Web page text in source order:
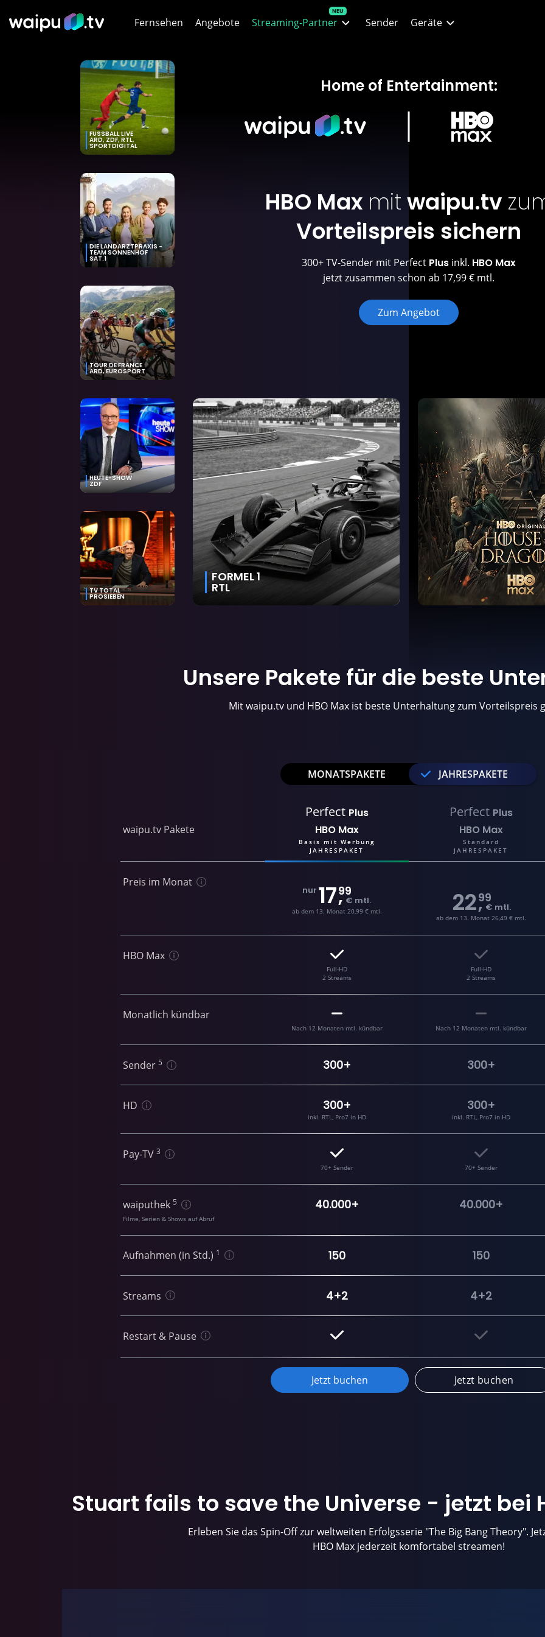
Fernsehen Angebote Streaming-Partner
Disney+
Sender Geräte
waipu.tv Stick
waipu.tv Box
Web-Player
Chromecast
Smart TVs
FUSSBALL LIVE
ARD, ZDF, RTL,
SPORTDIGITAL
FORMEL 1
RTL
TV TOTAL
PROSIEBEN
DIE LANDARZTPRAXIS -
TEAM SONNENHOF
SAT.1
TOUR DE FRANCE
ARD, EUROSPORT
HEUTE-SHOW
ZDF
Home of Entertainment:
HBO Max mitwaipu.tv
Vorteilspreis sichern
300+ TV-Sender mit Perfect Plus inkl. HBO Max
jetzt zusammen schon ab 17,99 € mtl.
Zum Angebot
Unsere Pakete für die beste
Mit waipu.tv und HBO Max ist beste Unterhaltung zum Vorteilspreis
MONATSPAKETE JAHRESPAKETE
waipu.tv Pakete
Perfect Plus
HBO Max
Basis mit Werbung
JAHRESPAKET
Perfect Plus
HBO Max
Standard
JAHRESPAKET
Preis im Monat
nur 17,
99
€ mtl.
ab dem 13. Monat 20,99 € mtl. 22,
99
€ mtl.
ab dem 13. Monat 26,49 € mtl.
HBO Max
Full-HD
2 Streams
Full-HD
2 Streams
Monatlich kündbar
Nach 12 Monaten mtl. kündbar Nach 12 Monaten mtl. kündbar
Sender 5 300+ 300+
HD 300+
inkl. RTL, Pro7 in HD
300+
inkl. RTL, Pro7 in HD
Pay-TV 3
70+ Sender 70+ Sender
waiputhek 5
Filme, Serien & Shows auf Abruf
40.000+ 40.000+
Aufnahmen (in Std.) 1 150 150
Streams 4+2 4+2
Restart & Pause
Jetzt buchen Jetzt buchen
Stuart fails to save the Universe - jetzt bei
Erleben Sie das Spin-Off zur weltweiten Erfolgsserie "The Big Bang Theory".
HBO Max jederzeit komfortabel streamen!